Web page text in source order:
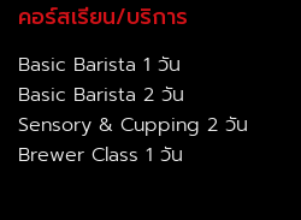
คอร์สเรียน/บริการ
Basic Barista 1 วัน
Basic Barista 2 วัน
Sensory & Cupping 2 วัน
Brewer Class 1 วัน